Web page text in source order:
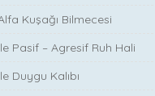
Kuşağı Bilmecesi
Pasif – Agresif Ruh Hali
Duygu Kalıbı